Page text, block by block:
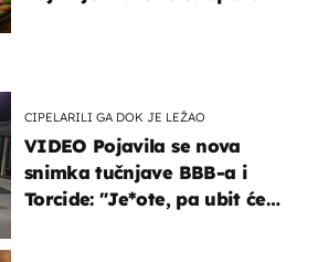
CIPELARILI GA DOK JE LEŽAO
VIDEO Pojavila se nova
snimka tučnjave BBB-a i
Torcide: "Je*ote, pa ubit će